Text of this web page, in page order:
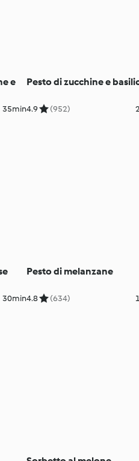
e
35min
Pesto di zucchine e
4.9 (952)
30min
Pesto di melanzane
4.8 (634)